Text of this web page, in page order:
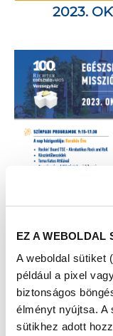
EZ A WEBOLDAL
A weboldal sütiket
például a pixel
biztonságos
élményt nyújtsa. A
sütikhez adott
2023.